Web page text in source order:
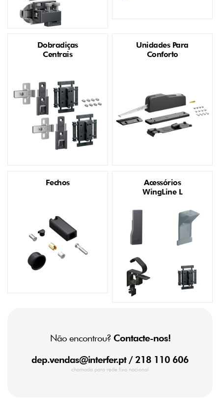
Dobradiças
Centrais
Unidades Para
Conforto
Fechos
Acessórios
WingLine L
Não encontrou? Contacte-nos!
dep.vendas@interfer.pt/ 218 110 606
chamada para rede fixa nacional